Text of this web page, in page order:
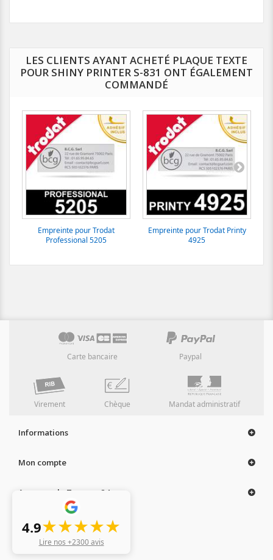
4.9★★★★★
Lire nos +2300 avis
LES CLIENTS AYANT ACHETÉ PLAQUE TEXTE
POUR SHINY PRINTER S-831 ONT ÉGALEMENT
COMMANDÉ
Empreinte pour Trodat
Professional 5205
Empreinte pour Trodat Printy
4925
Carte bancaire Paypal
Virement Chèque Mandat administratif
Informations
Mon compte
A propos de Tampon 24